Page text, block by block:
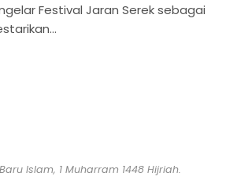
Festival Jaran Serek sebagai
Islam, 1 Muharram 1448 Hijriah.